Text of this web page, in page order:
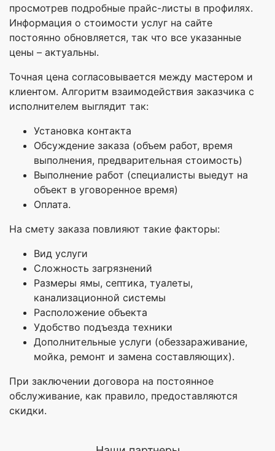
просмотрев подробные прайс-листы в профилях.
Информация о стоимости услуг на сайте
постоянно обновляется, так что все указанные
цены – актуальны.
Точная цена согласовывается между мастером и
клиентом. Алгоритм взаимодействия заказчика с
исполнителем выглядит так:
Установка контакта
Обсуждение заказа (объем работ, время
выполнения, предварительная стоимость)
Выполнение работ (специалисты выедут на
объект в уговоренное время)
Оплата.
На смету заказа повлияют такие факторы:
Вид услуги
Сложность загрязнений
Размеры ямы, септика, туалеты,
канализационной системы
Расположение объекта
Удобство подъезда техники
Дополнительные услуги (обеззараживание,
мойка, ремонт и замена составляющих).
При заключении договора на постоянное
обслуживание, как правило, предоставляются
скидки.